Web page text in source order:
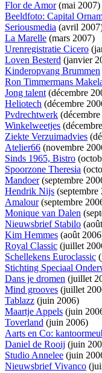
Flor de Amor(mai 2007)
Beeldfoto: Capital
Seriousmedia (avril
La Marelle (mars 2007)
Urenregistratie Cicero
Loven Besterd (janvier
Kinderopvang Brummen
Ron Timmermans
Jong talent(décembre
Heliotech (décembre
Pvdrechtwerk
Winkelweetjes
Ziekte Verzuimadvies
Atelier66 (novembre
Sinds 1965, Bistro
Spoorzone Theresia
Mandoer(septembre
Hendrik Nijs (septembre
Amalour(septembre
Monique van Dalen
Nieuwsbrief Stabilo
Kim Hemmes (août
Royal Classic (juillet
Schellekens Euroclassic
Stichting Speciaal
Dans je dromen (juillet
Mind grooves (juillet
Tablazz (juin 2006)
Maartje Appels (juin
Toverland (juin 2006)
Aarts en Co:
Daniel de Rooij (juin
Studio Annelee (juin
Nieuwsbrief Vivanco